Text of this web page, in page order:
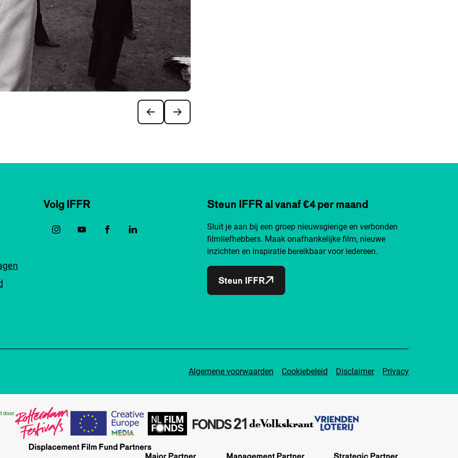
Volg IFFR Steun IFFR al vanaf €4 per maand
Sluit je aan bij een groep nieuwsgierige en verbonden
filmliefhebbers. Maak onafhankelijke film, nieuwe
inzichten en inspiratie bereikbaar voor iedereen.
Steun IFFR
Algemene voorwaarden Cookiebeleid Disclaimer Privacy